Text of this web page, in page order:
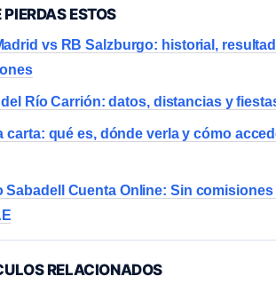
PIERDAS ESTOS
vs RB Salzburgo: historial,
Río Carrión: datos, distancias y
carta: qué es, dónde verla y cómo
Sabadell Cuenta Online: Sin comisiones
RELACIONADOS